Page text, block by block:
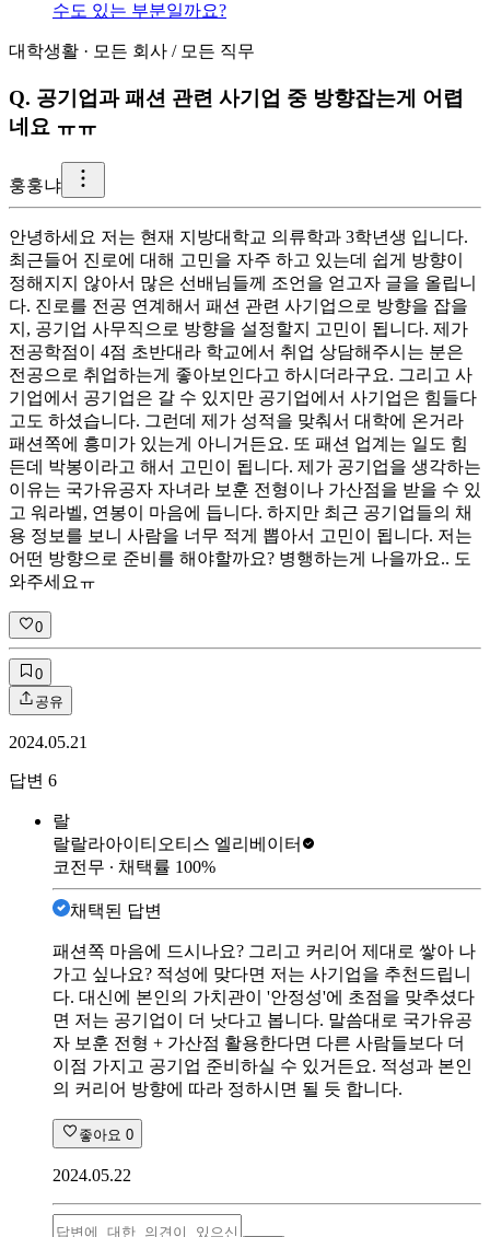
수도 있는 부분일까요?
대학생활 · 모든 회사 / 모든 직무
Q. 공기업과 패션 관련 사기업 중 방향잡는게 어렵
네요 ㅠㅠ
훙훙냐
안녕하세요 저는 현재 지방대학교 의류학과 3학년생 입니다.
최근들어 진로에 대해 고민을 자주 하고 있는데 쉽게 방향이
정해지지 않아서 많은 선배님들께 조언을 얻고자 글을 올립니
다. 진로를 전공 연계해서 패션 관련 사기업으로 방향을 잡을
지, 공기업 사무직으로 방향을 설정할지 고민이 됩니다. 제가
전공학점이 4점 초반대라 학교에서 취업 상담해주시는 분은
전공으로 취업하는게 좋아보인다고 하시더라구요. 그리고 사
기업에서 공기업은 갈 수 있지만 공기업에서 사기업은 힘들다
고도 하셨습니다. 그런데 제가 성적을 맞춰서 대학에 온거라
패션쪽에 흥미가 있는게 아니거든요. 또 패션 업계는 일도 힘
든데 박봉이라고 해서 고민이 됩니다. 제가 공기업을 생각하는
이유는 국가유공자 자녀라 보훈 전형이나 가산점을 받을 수 있
고 워라벨, 연봉이 마음에 듭니다. 하지만 최근 공기업들의 채
용 정보를 보니 사람을 너무 적게 뽑아서 고민이 됩니다. 저는
어떤 방향으로 준비를 해야할까요? 병행하는게 나을까요.. 도
와주세요ㅠ
0
0
공유
2024.05.21
답변 6
랄
랄랄라아이티 오티스 엘리베이터
코전무 ∙ 채택률 100%
채택된 답변
패션쪽 마음에 드시나요? 그리고 커리어 제대로 쌓아 나
가고 싶나요? 적성에 맞다면 저는 사기업을 추천드립니
다. 대신에 본인의 가치관이 '안정성'에 초점을 맞추셨다
면 저는 공기업이 더 낫다고 봅니다. 말씀대로 국가유공
자 보훈 전형 + 가산점 활용한다면 다른 사람들보다 더
이점 가지고 공기업 준비하실 수 있거든요. 적성과 본인
의 커리어 방향에 따라 정하시면 될 듯 합니다.
좋아요 0
2024.05.22